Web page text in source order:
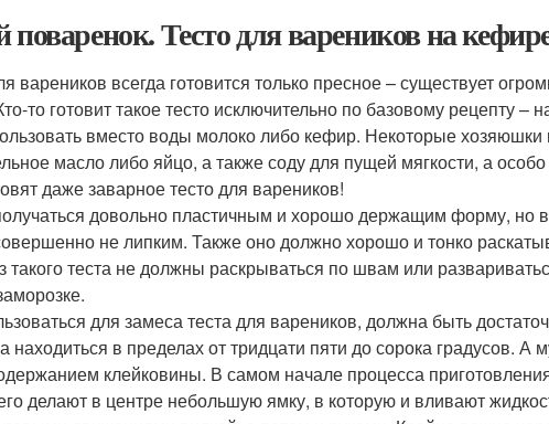
поваренок. Тесто для вареников на
вареников всегда готовится только пресное – существует
то готовит такое тесто исключительно по базовому рецепту –
вместо воды молоко либо кефир. Некоторые хозяюшки
масло либо яйцо, а также соду для пущей мягкости, а
даже заварное тесто для вареников!
довольно пластичным и хорошо держащим форму, но
не липким. Также оно должно хорошо и тонко
такого теста не должны раскрываться по швам или
для замеса теста для вареников, должна быть
в пределах от тридцати пяти до сорока градусов. А
клейковины. В самом начале процесса
делают в центре небольшую ямку, в которую и вливают